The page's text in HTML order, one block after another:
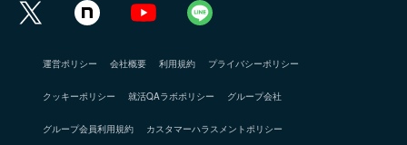
運営ポリシー 会社概要 利用規約 プライバシーポリシー
クッキーポリシー 就活QAラボポリシー グループ会社
グループ会員利用規約 カスタマーハラスメントポリシー